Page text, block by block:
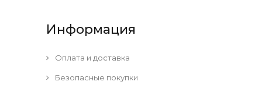
Информация
Оплата и доставка
Безопасные покупки